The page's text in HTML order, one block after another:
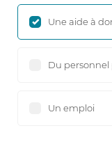
Une aide à
Du
Un emploi